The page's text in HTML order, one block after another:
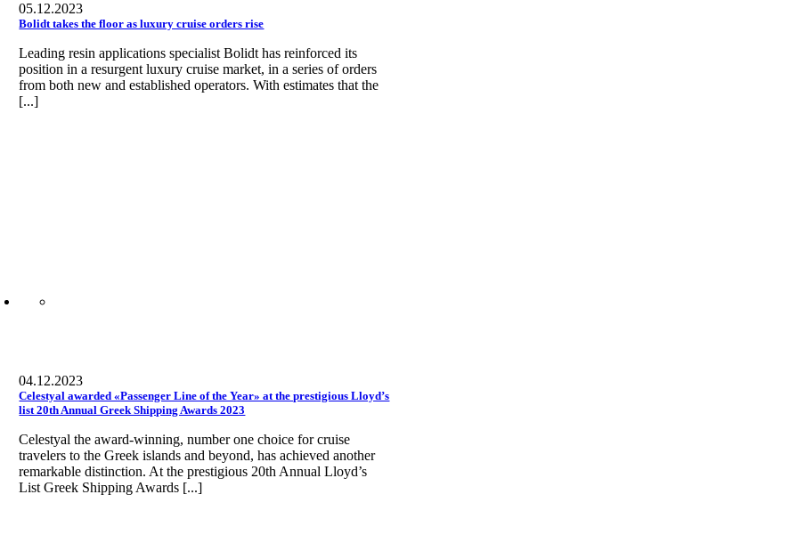
05.12.2023
Bolidt takes the floor as luxury cruise orders rise
Leading resin applications specialist Bolidt has reinforced its
position in a resurgent luxury cruise market, in a series of orders
from both new and established operators. With estimates that the
[...]
04.12.2023
Celestyal awarded «Passenger Line of the Year» at the prestigious Lloyd’s
list 20th Annual Greek Shipping Awards 2023
Celestyal the award-winning, number one choice for cruise
travelers to the Greek islands and beyond, has achieved another
remarkable distinction. At the prestigious 20th Annual Lloyd’s
List Greek Shipping Awards [...]